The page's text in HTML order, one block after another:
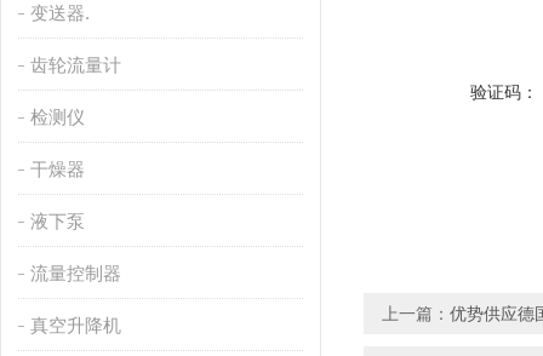
变送器.
齿轮流量计
检测仪
干燥器
液下泵
流量控制器
真空升降机
验证码：
上一篇： 优势供应德